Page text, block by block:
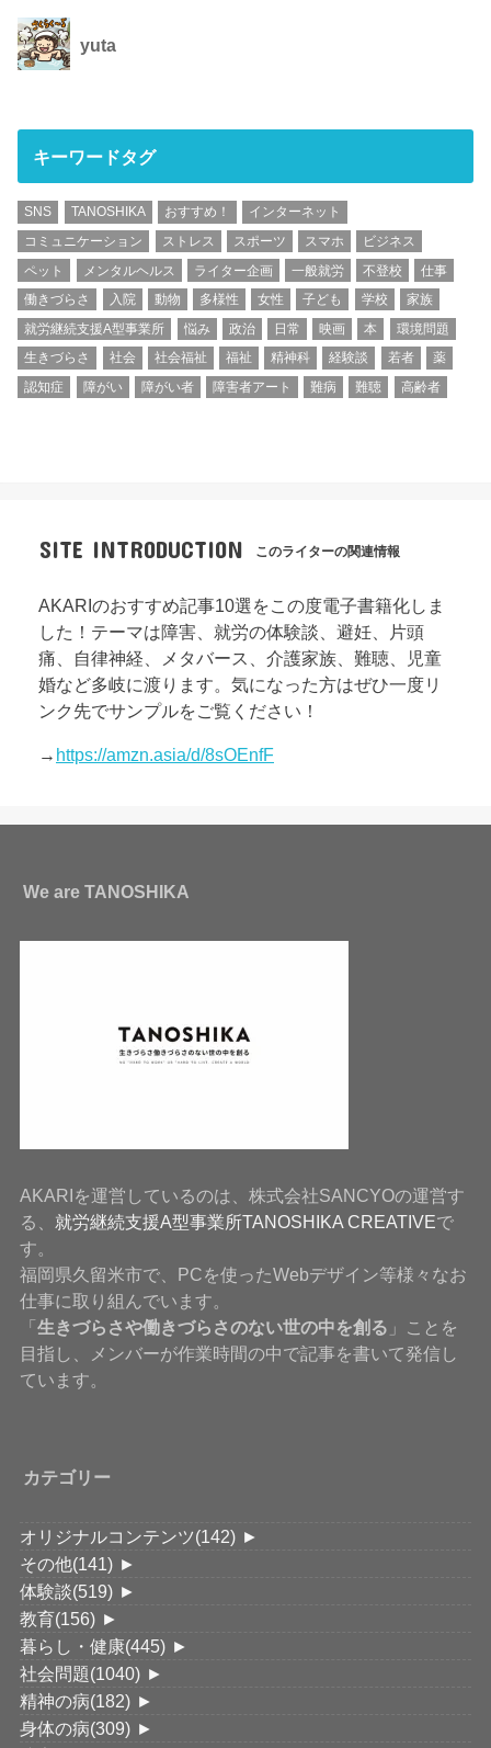
yuta
キーワードタグ
SNS TANOSHIKA おすすめ！
インターネット
コミュニケーション
ストレス スポーツ スマホ
ビジネス
ペット
メンタルヘルス ライター企画 一般就労 不登校
仕事
働きづらさ
入院 動物 多様性 女性 子ども 学校
家族
就労継続支援A型事業所
悩み 政治 日常 映画 本
環境問題
生きづらさ
社会 社会福祉 福祉 精神科 経験談 若者
薬
認知症
障がい 障がい者 障害者アート 難病 難聴 高齢者
SITE INTRODUCTION このライターの関連情報
AKARIのおすすめ記事10選をこの度電子書籍化しま
した！テーマは障害、就労の体験談、避妊、片頭
痛、自律神経、メタバース、介護家族、難聴、児童
婚など多岐に渡ります。気になった方はぜひ一度リ
ンク先でサンプルをご覧ください！
→ https://amzn.asia/d/8sOEnfF
We are TANOSHIKA
AKARIを運営しているのは、株式会社SANCYOの運営す
る、 就労継続支援A型事業所TANOSHIKA CREATIVEで
す。
福岡県久留米市で、PCを使ったWebデザイン等様々なお
仕事に取り組んでいます。
「生きづらさや働きづらさのない世の中を創る 」ことを
目指し、メンバーが作業時間の中で記事を書いて発信し
ています。
カテゴリー
オリジナルコンテンツ(142) ►
その他(141) ►
体験談(519) ►
教育(156) ►
暮らし・健康(445) ►
社会問題(1040) ►
精神の病(182) ►
身体の病(309) ►